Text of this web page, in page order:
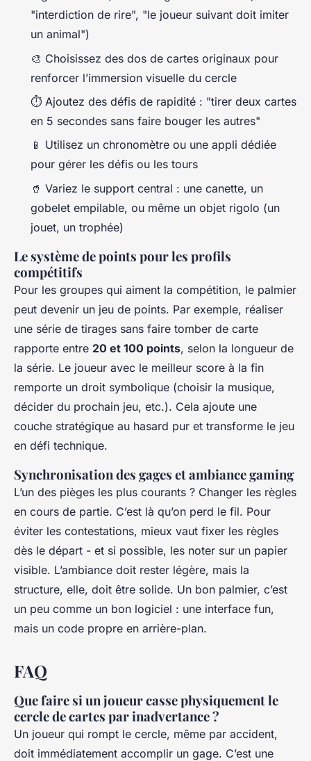
"interdiction de rire", "le joueur suivant doit imiter
un animal")
🎨 Choisissez des dos de cartes originaux pour
renforcer l’immersion visuelle du cercle
⏱️ Ajoutez des défis de rapidité : "tirer deux cartes
en 5 secondes sans faire bouger les autres"
📱 Utilisez un chronomètre ou une appli dédiée
pour gérer les défis ou les tours
🥤 Variez le support central : une canette, un
gobelet empilable, ou même un objet rigolo (un
jouet, un trophée)
Le système de points pour les profils
compétitifs
Pour les groupes qui aiment la compétition, le palmier
peut devenir un jeu de points. Par exemple, réaliser
une série de tirages sans faire tomber de carte
rapporte entre 20 et 100 points, selon la longueur de
la série. Le joueur avec le meilleur score à la fin
remporte un droit symbolique (choisir la musique,
décider du prochain jeu, etc.). Cela ajoute une
couche stratégique au hasard pur et transforme le jeu
en défi technique.
Synchronisation des gages et ambiance gaming
L’un des pièges les plus courants ? Changer les règles
en cours de partie. C’est là qu’on perd le fil. Pour
éviter les contestations, mieux vaut fixer les règles
dès le départ - et si possible, les noter sur un papier
visible. L’ambiance doit rester légère, mais la
structure, elle, doit être solide. Un bon palmier, c’est
un peu comme un bon logiciel : une interface fun,
mais un code propre en arrière-plan.
FAQ
Que faire si un joueur casse physiquement le
cercle de cartes par inadvertance ?
Un joueur qui rompt le cercle, même par accident,
doit immédiatement accomplir un gage. C’est une